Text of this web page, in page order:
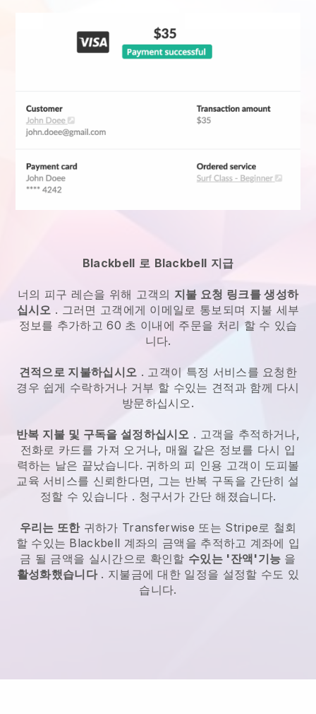
Blackbell 로 Blackbell 지급
너의 피구 레슨을 위해 고객의 지불 요청 링크를 생성하
십시오 . 그러면 고객에게 이메일로 통보되며 지불 세부
정보를 추가하고 60 초 이내에 주문을 처리 할 수 있습
니다.
견적으로 지불하십시오 . 고객이 특정 서비스를 요청한
경우 쉽게 수락하거나 거부 할 수있는 견적과 함께 다시
방문하십시오.
반복 지불 및 구독을 설정하십시오 . 고객을 추적하거나,
전화로 카드를 가져 오거나, 매월 같은 정보를 다시 입
력하는 날은 끝났습니다. 귀하의 피 인용 고객이 도피볼
교육 서비스를 신뢰한다면, 그는 반복 구독을 간단히 설
정할 수 있습니다 . 청구서가 간단 해졌습니다.
우리는 또한귀하가 Transferwise 또는 Stripe로 철회
할 수있는 Blackbell 계좌의 금액을 추적하고 계좌에 입
금 될 금액을 실시간으로 확인할 수있는 '잔액'기능 을
활성화했습니다. 지불금에 대한 일정을 설정할 수도 있
습니다.